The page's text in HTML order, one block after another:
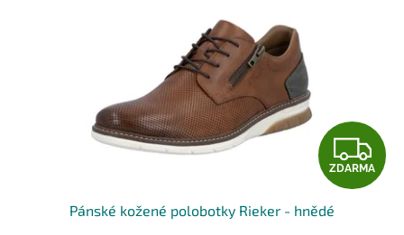
Z
D
ZDARMA
Pánské kožené polobotky Rieker - hnědé